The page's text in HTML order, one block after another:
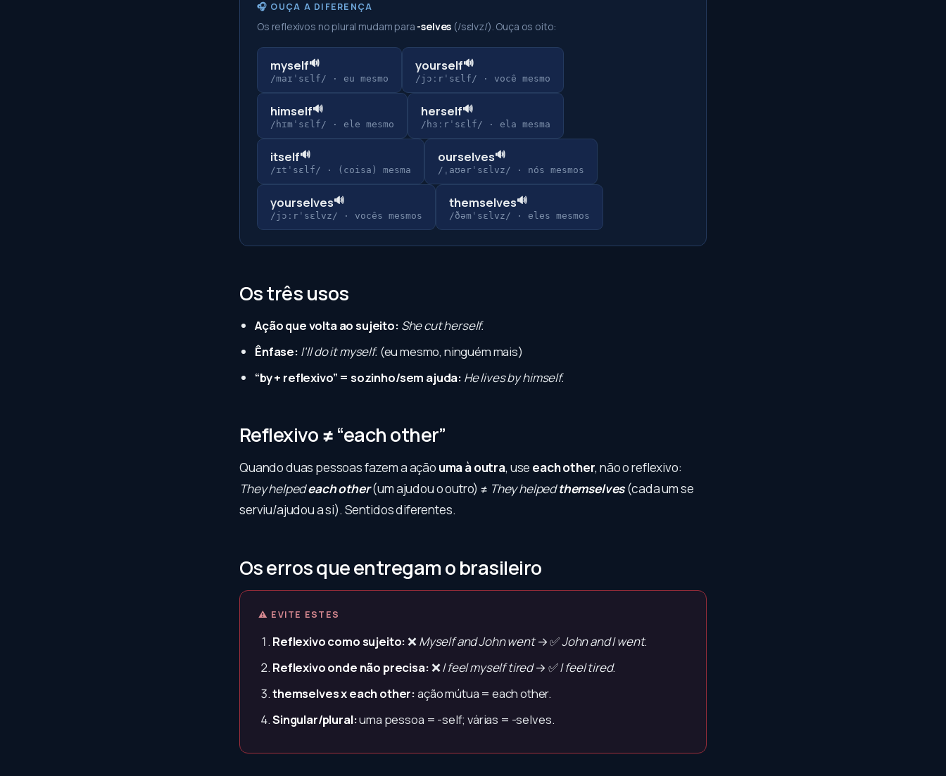
🎧 OUÇA A DIFERENÇA
Os reflexivos no plural mudam para -selves (/sɛlvz/). Ouça os oito:
myself🔊
/maɪˈsɛlf/ · eu mesmo
yourself🔊
/jɔːrˈsɛlf/ · você mesmo
himself🔊
/hɪmˈsɛlf/ · ele mesmo
herself🔊
/hɜːrˈsɛlf/ · ela mesma
itself🔊
/ɪtˈsɛlf/ · (coisa) mesma
ourselves🔊
/ˌaʊərˈsɛlvz/ · nós mesmos
yourselves🔊
/jɔːrˈsɛlvz/ · vocês mesmos
themselves🔊
/ðəmˈsɛlvz/ · eles mesmos
Os três usos
Ação que volta ao sujeito: She cut herself.
Ênfase: I'll do it myself.(eu mesmo, ninguém mais)
“by + reflexivo” = sozinho/sem ajuda: He lives by himself.
Reflexivo ≠ “each other”
Quando duas pessoas fazem a ação uma à outra, use each other, não o reflexivo:
They helpedeach other(um ajudou o outro) ≠ They helpedthemselves(cada um se
serviu/ajudou a si). Sentidos diferentes.
Os erros que entregam o brasileiro
⚠ EVITE ESTES
Reflexivo como sujeito:❌Myself and John went→ ✅John and I went.
Reflexivo onde não precisa:❌I feel myself tired→ ✅I feel tired.
themselves x each other:ação mútua = each other.
Singular/plural:uma pessoa = -self; várias = -selves.